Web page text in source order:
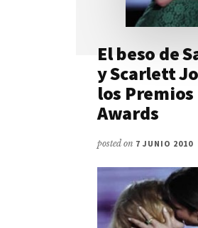
El beso de
y Scarlett
los Premios
Awards
posted on 7 JUNIO 2010